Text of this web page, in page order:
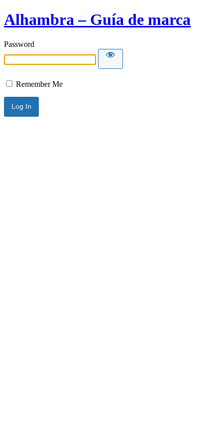
Alhambra – Guía de marca
Password
Remember Me